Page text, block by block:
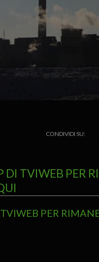
CONDIVIDI SU:
TVIWEB PER
PER